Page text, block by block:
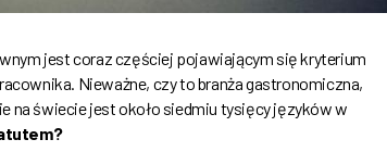
jest coraz częściej pojawiającym się kryterium
Nieważne, czy to branża gastronomiczna,
na świecie jest około siedmiu tysięcy języków w